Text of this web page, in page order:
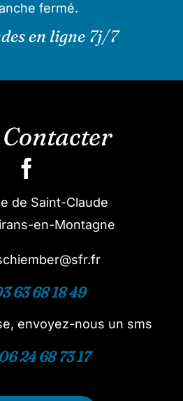
fermé.
en ligne 7j/7
de Saint-Claude
en-Montagne
63 68 18 49
envoyez-nous un sms
24 68 73 17